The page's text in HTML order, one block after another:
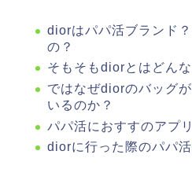
diorはパパ活ブランド
の？
そもそもdiorとはどん
ではなぜdiorのバッグ
いるのか？
パパ活におすすのアプリ
diorに行った際のパパ